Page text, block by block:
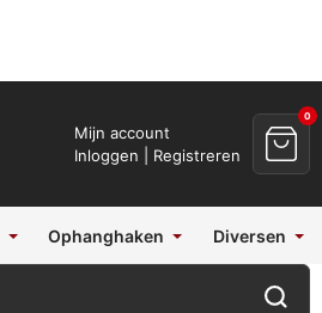
Mijn account
Inloggen | Registreren
0
Ophanghaken Diversen